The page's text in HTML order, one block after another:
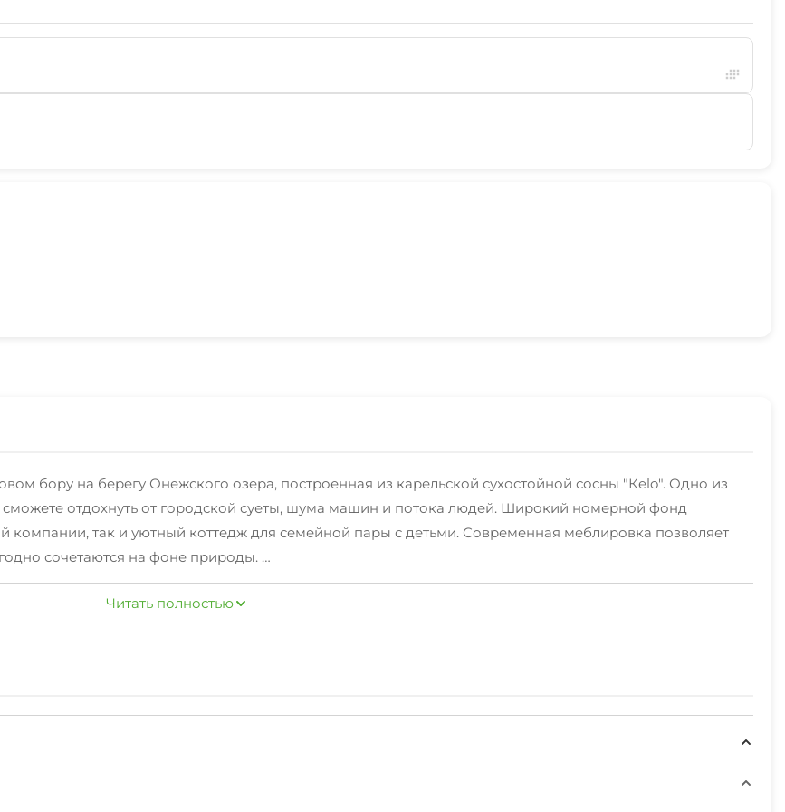
бору на берегу Онежского озера, построенная из карельской сухостойной сосны "Кelo". Одно из
отдохнуть от городской суеты, шума машин и потока людей. Широкий номерной фонд
компании, так и уютный коттедж для семейной пары с детьми. Современная меблировка позволяет
сочетаются на фоне природы.
количество рыбы, в здешних местах удачливому рыбаку или охотнику не придется скучать.
лодки, катера, скутера, снегоходы, лыжи беговые и горные, коньки, санки, катание на санях, ватрушки,
спектр экскурсий по культурным, историческим и природным достопримечательностям Карелии.
Читать полностью